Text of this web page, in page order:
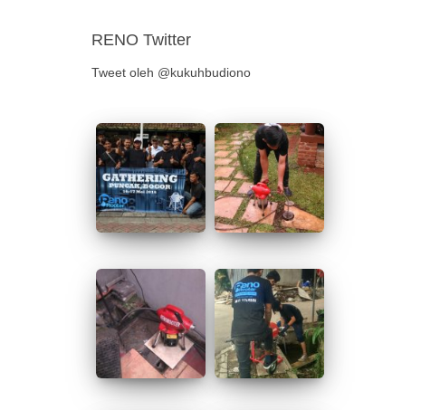
RENO Twitter
Tweet oleh @kukuhbudiono